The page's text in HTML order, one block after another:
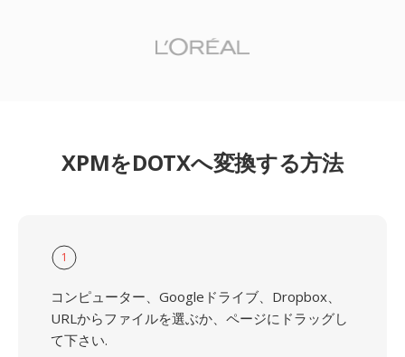
XPMをDOTXへ変換する方法
1
コンピューター、Googleドライブ、Dropbox、
URLからファイルを選ぶか、ページにドラッグし
て下さい.